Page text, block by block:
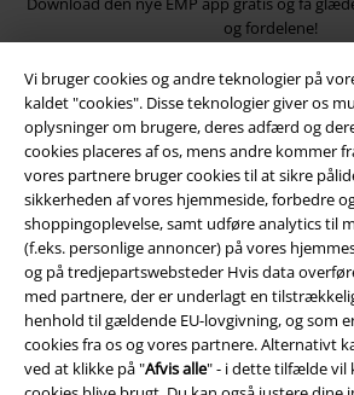
Vi bruger cookies og andre teknologier på
kaldet "cookies". Disse teknologier giver os
oplysninger om brugere, deres adfærd og
cookies placeres af os, mens andre kommer
vores partnere bruger cookies til at sikre
sikkerheden af ​​vores hjemmeside, forbedre
shoppingoplevelse, samt udføre analytics til
(f.eks. personlige annoncer) på vores
og på tredjepartswebsteder Hvis data
med partnere, der er underlagt en
henhold til gældende EU-lovgivning, og som
cookies fra os og vores partnere. Alternativt
ved at klikke på "Afvis alle" - i dette tilfælde vil
og fordelene!
A Warner Music Group